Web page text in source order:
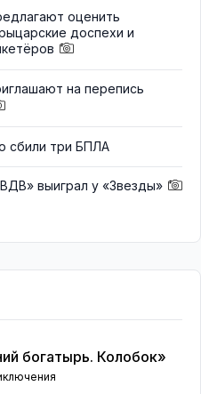
оценить
доспехи и
на перепись
сбили три БПЛА
выиграл у «Звезды»
богатырь. Колобок»